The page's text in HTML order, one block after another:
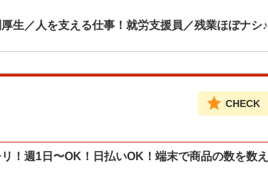
生／人を支える仕事！就労支援員／残業ほぼナシ♪
CHECK
！週1日〜OK！日払いOK！端末で商品の数を数え